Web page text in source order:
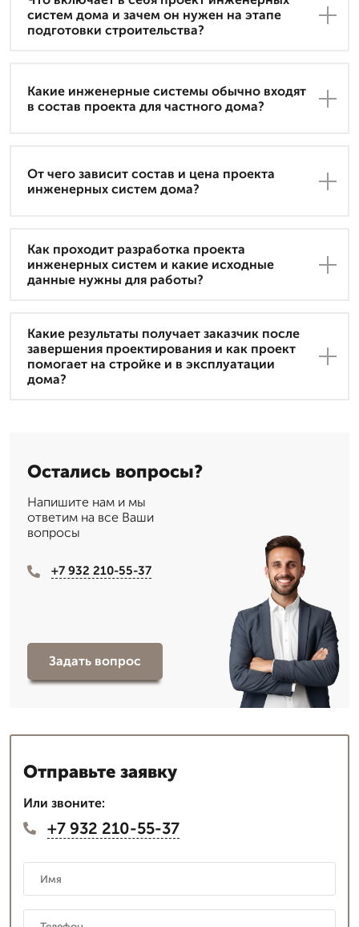
систем дома и зачем он нужен на этапе
подготовки строительства?
Какие инженерные системы обычно входят
в состав проекта для частного дома?
От чего зависит состав и цена проекта
инженерных систем дома?
Как проходит разработка проекта
инженерных систем и какие исходные
данные нужны для работы?
Какие результаты получает заказчик после
завершения проектирования и как проект
помогает на стройке и в эксплуатации
дома?
Остались вопросы?
Напишите нам и мы
ответим на все Ваши
вопросы
+7 932 210-55-37
Задать вопрос
Отправьте заявку
Или звоните:
+7 932 210-55-37